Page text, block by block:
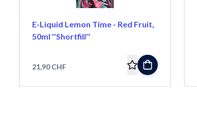
E-Liquid Lemon Time - Red Fruit,
50ml ''Shortfill''
21,90 CHF